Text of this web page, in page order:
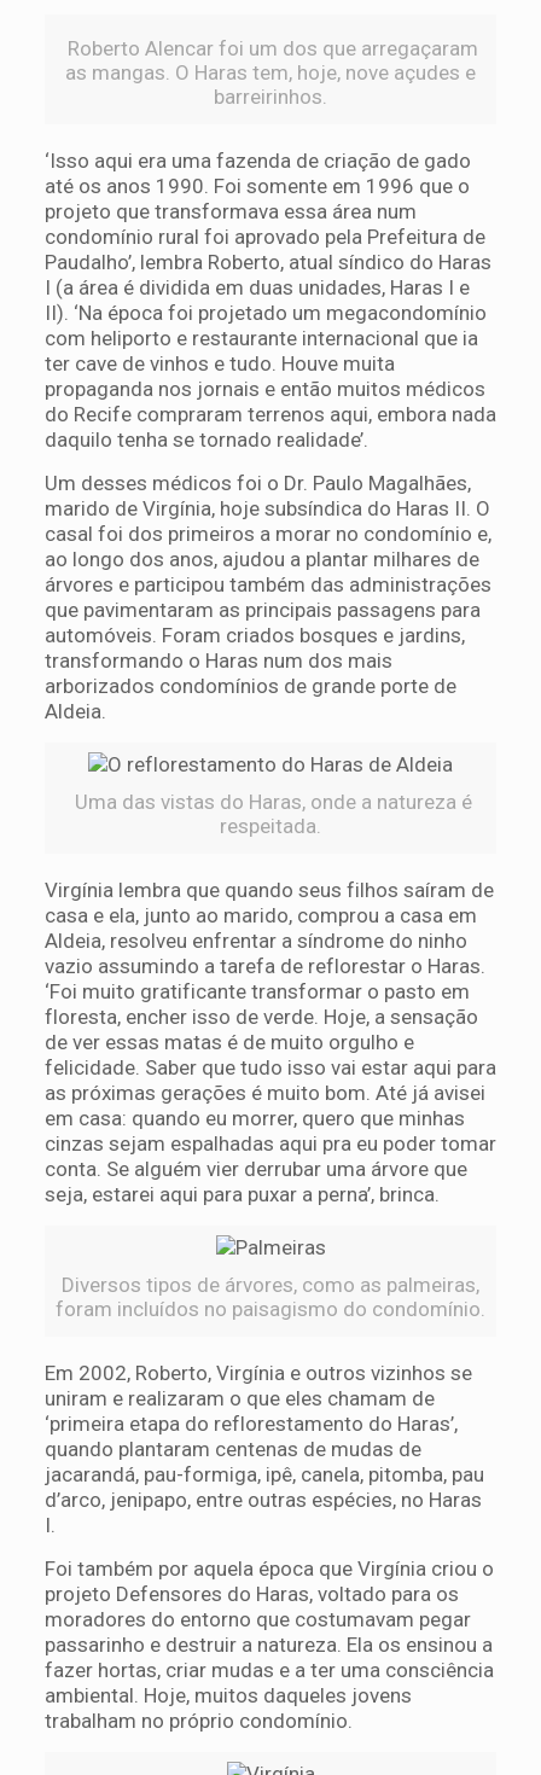
Roberto Alencar foi um dos que arregaçaram
as mangas. O Haras tem, hoje, nove açudes e
barreirinhos.
‘Isso aqui era uma fazenda de criação de gado
até os anos 1990. Foi somente em 1996 que o
projeto que transformava essa área num
condomínio rural foi aprovado pela Prefeitura de
Paudalho’, lembra Roberto, atual síndico do Haras
I (a área é dividida em duas unidades, Haras I e
II). ‘Na época foi projetado um megacondomínio
com heliporto e restaurante internacional que ia
ter cave de vinhos e tudo. Houve muita
propaganda nos jornais e então muitos médicos
do Recife compraram terrenos aqui, embora nada
daquilo tenha se tornado realidade’.
Um desses médicos foi o Dr. Paulo Magalhães,
marido de Virgínia, hoje subsíndica do Haras II. O
casal foi dos primeiros a morar no condomínio e,
ao longo dos anos, ajudou a plantar milhares de
árvores e participou também das administrações
que pavimentaram as principais passagens para
automóveis. Foram criados bosques e jardins,
transformando o Haras num dos mais
arborizados condomínios de grande porte de
Aldeia.
Uma das vistas do Haras, onde a natureza é
respeitada.
Virgínia lembra que quando seus filhos saíram de
casa e ela, junto ao marido, comprou a casa em
Aldeia, resolveu enfrentar a síndrome do ninho
vazio assumindo a tarefa de reflorestar o Haras.
‘Foi muito gratificante transformar o pasto em
floresta, encher isso de verde. Hoje, a sensação
de ver essas matas é de muito orgulho e
felicidade. Saber que tudo isso vai estar aqui para
as próximas gerações é muito bom. Até já avisei
em casa: quando eu morrer, quero que minhas
cinzas sejam espalhadas aqui pra eu poder tomar
conta. Se alguém vier derrubar uma árvore que
seja, estarei aqui para puxar a perna’, brinca.
Diversos tipos de árvores, como as palmeiras,
foram incluídos no paisagismo do condomínio.
Em 2002, Roberto, Virgínia e outros vizinhos se
uniram e realizaram o que eles chamam de
‘primeira etapa do reflorestamento do Haras’,
quando plantaram centenas de mudas de
jacarandá, pau-formiga, ipê, canela, pitomba, pau
d’arco, jenipapo, entre outras espécies, no Haras
I.
Foi também por aquela época que Virgínia criou o
projeto Defensores do Haras, voltado para os
moradores do entorno que costumavam pegar
passarinho e destruir a natureza. Ela os ensinou a
fazer hortas, criar mudas e a ter uma consciência
ambiental. Hoje, muitos daqueles jovens
trabalham no próprio condomínio.